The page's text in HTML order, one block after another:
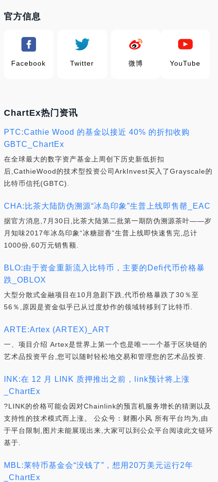
官方信息
Facebook Twitter 微博 YouTube
ChartEx热门资讯
PTC:Cathie Wood 的基金以接近 40% 的折扣收购
GBTC_ChartEx
在全球最大的数字资产基金上周创下历史新低折扣
后,CathieWood的技术型投资公司ArkInvest买入了Grayscale的
比特币信托(GBTC).
CHA:比茶大陆防伪溯源“冰岛印象”生普上线即售罄_EAC
据官方消息,7月30日,比茶大陆第二批第一期防伪溯源茶叶——岁
月知味2017年冰岛印象“冰糖甜香”生普上线即快速售完,总计
1000份,60万元销售额.
BLO:由于资金重新流入比特币，主要的Defi代币价格暴
跌_OBLOX
大型分散式金融项目在10月急剧下跌,代币价格暴跌了30％至
56％,原因是资金似乎已从过度炒作的领域转移到了比特币.
ARTE:Artex (ARTEX)_ART
一、项目介绍 Artex是世界上第一个也是唯一一个基于区块链的
艺术品投资平台,您可以随时轻松地交易和管理您的艺术品投资.
INK:在 12 月 LINK 质押推出之前，link预计将上涨
_ChartEx
?LINK的价格可能会因对Chainlink的预言机服务增长的猜测以及
支持性的技术模式而上涨。 公众号：财圈小风 所有平台均为,由
于平台限制,图片未能展现出来,大家可以到公众平台阅读此文链环
基于.
MBL:莱特币基金会“没钱了”，想用20万美元运行2年
_ChartEx